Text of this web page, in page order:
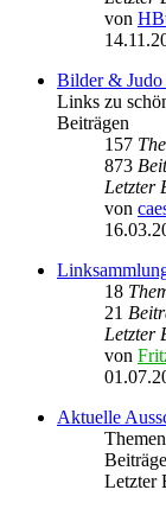
von
Bilder &
Links zu
Beiträgen
157
873
Letzter
von
18
21
Letzter
von
Aktuelle
Themen
Beiträge
Letzter